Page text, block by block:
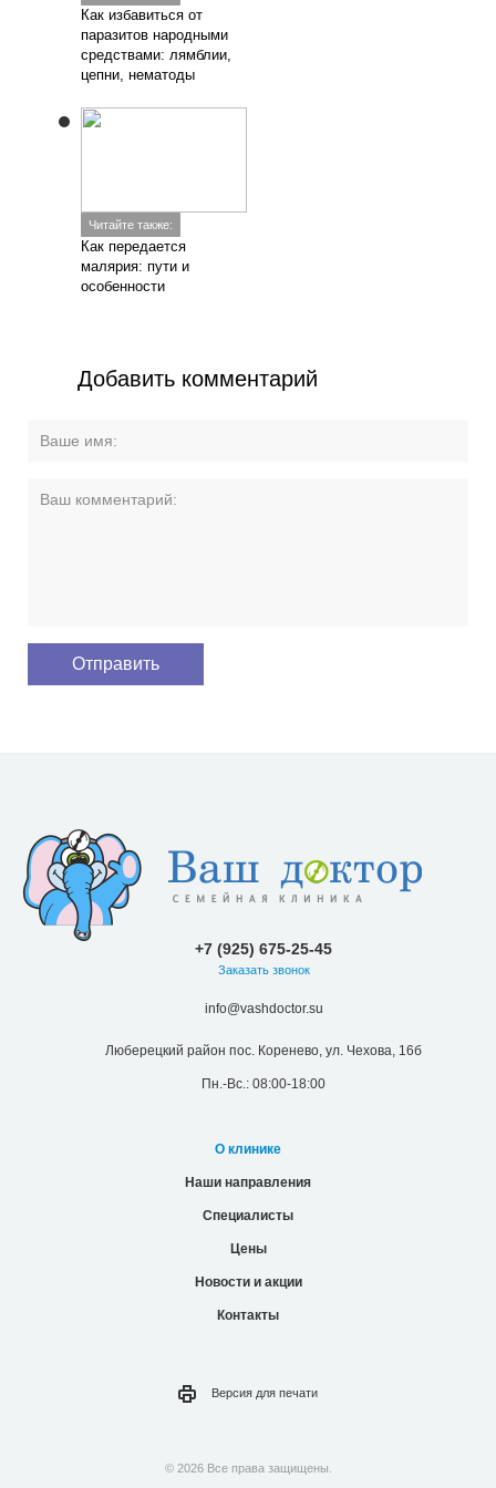
Как избавиться от
паразитов народными
средствами: лямблии,
цепни, нематоды
Читайте также:
Как передается
малярия: пути и
особенности
Добавить комментарий
+7 (925) 675-25-45
Заказать звонок
info@vashdoctor.su
Люберецкий район пос. Коренево, ул. Чехова, 16б
Пн.-Вс.: 08:00-18:00
О клинике
Наши направления
Специалисты
Цены
Новости и акции
Контакты
Версия для печати
© 2026 Все права защищены.